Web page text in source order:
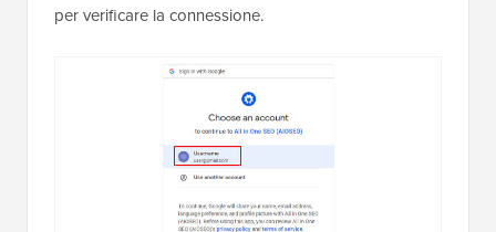
per verificare la connessione.